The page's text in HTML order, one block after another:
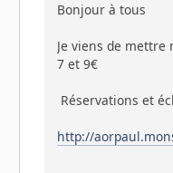
Bonjour à tous
Je viens de mettre
7 et 9€
Réservations et
http://